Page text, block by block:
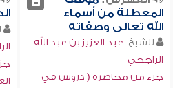
المعطلة من أسماء
الله تعالى وصفاته
للشيخ: عبد العزيز بن عبد الله
الراجحي
جزء من محاضرة ( دروس في